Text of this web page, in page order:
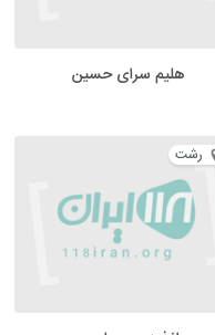
هلیم سرای حسین
رشت